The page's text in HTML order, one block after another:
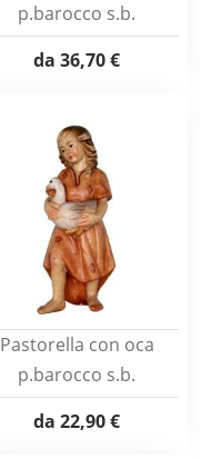
p.barocco s.b.
da 36,70 €
Pastorella con oca
p.barocco s.b.
da 22,90 €